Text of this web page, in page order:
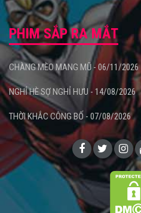
PHIM SẮP RA MẮT
CHÀNG MÈO MANG MŨ - 06/11/2026
NGHỈ HÈ SỢ NGHỈ HƯU - 14/08/2026
THỜI KHẮC CÔNG BỐ - 07/08/2026